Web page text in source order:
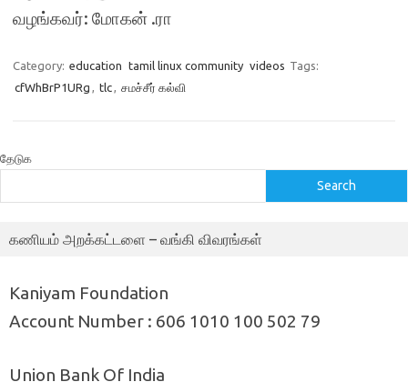
வழங்கவர்: மோகன் .ரா
Category: education tamil linux community videos Tags:
cfWhBrP1URg , tlc, சமச்சீர் கல்வி
தேடுக
Search
கணியம் அறக்கட்டளை – வங்கி விவரங்கள்
Kaniyam Foundation
Account Number : 606 1010 100 502 79
Union Bank Of India